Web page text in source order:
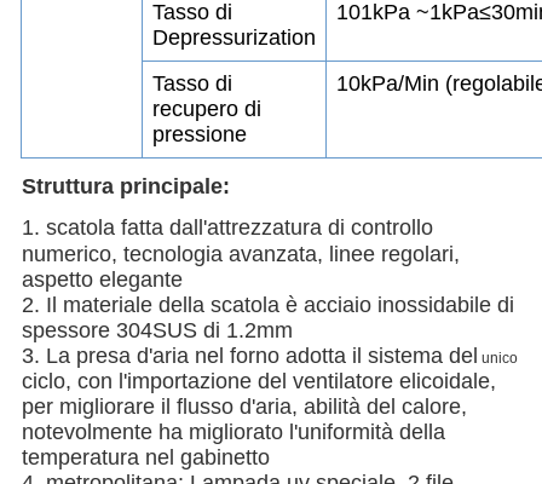
Tasso di
Depressurization
101kPa
Tasso di
recupero di
pressione
10kPa/Min
Struttura principale:
1. scatola fatta dall'attrezzatura di controllo
numerico, tecnologia avanzata, linee regolari,
aspetto elegante
2. Il materiale della scatola è acciaio inossidabile di
spessore 304SUS di 1.2mm
3. La presa d'aria nel forno adotta il sistema del unico
ciclo, con l'importazione del ventilatore elicoidale,
per migliorare il flusso d'aria, abilità del calore,
notevolmente ha migliorato l'uniformità della
temperatura nel gabinetto